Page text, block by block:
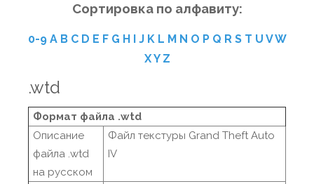
Сортировка по алфавиту:
0-9 A B C D E F G H I J K L M N O P Q R S T U VW
XY Z
.wtd
Формат файла .wtd
Описание
файла .wtd
на русском
Файл текстуры Grand Theft Auto
IV